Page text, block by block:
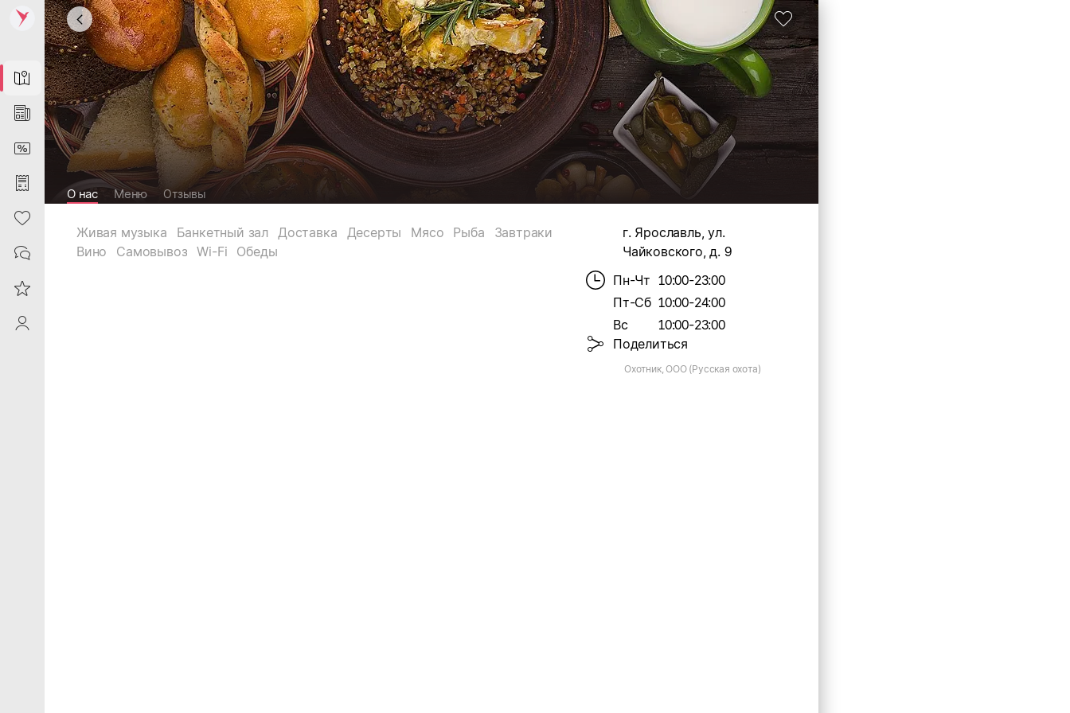
Map
News
DiscountCard
Purchases
Heart
Contacts
Reviews
ProfileSaby
О нас Меню Отзывы
Живая музыка Банкетный зал Доставка Десерты Мясо Рыба
Завтраки
Вино
Самовывоз Wi-Fi Обеды
г. Ярославль, ул.
Чайковского, д. 9
Пн-Чт 10:00-23:00
Пт-Сб 10:00-24:00
Вс
10:00-23:00
Поделиться
Охотник, ООО (Русская охота)